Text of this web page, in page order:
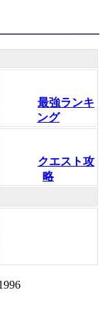
最強ランキ
ング
クエスト攻
略